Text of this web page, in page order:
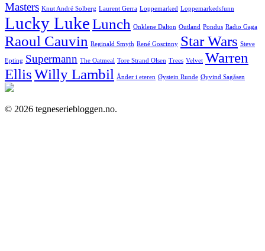
Masters Knut André Solberg Laurent Gerra Loppemarked Loppemarkedsfunn
Lucky LukeLunch Onklene Dalton Outland Pondus Radio Gaga
Raoul Cauvin Reginald Smyth René Goscinny Star Wars Steve
Epting Supermann The Oatmeal Tore Strand Olsen Trees Velvet Warren
EllisWilly Lambil Ånder i eteren Øystein Runde Øyvind Sagåsen
© 2026 tegneseriebloggen.no.